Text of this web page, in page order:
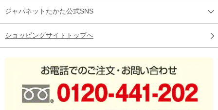
ジャパネットたかた公式SNS
ショッピングサイトトップへ